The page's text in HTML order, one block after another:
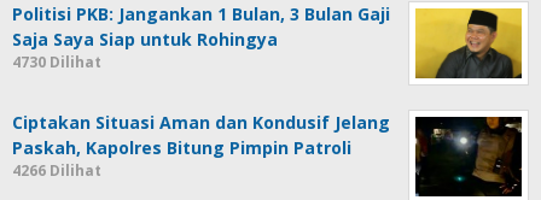
Politisi PKB: Jangankan 1 Bulan, 3 Bulan Gaji
Saja Saya Siap untuk Rohingya
4730 Dilihat
Ciptakan Situasi Aman dan Kondusif Jelang
Paskah, Kapolres Bitung Pimpin Patroli
4266 Dilihat